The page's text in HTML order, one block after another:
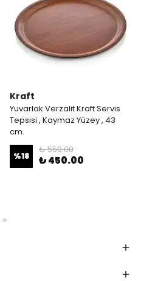
Kraft
Yuvarlak Verzalit Kraft Servis
Tepsisi , Kaymaz Yüzey , 43
cm.
%18
₺ 550.00
₺ 450.00